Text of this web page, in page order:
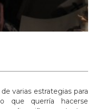
varias estrategias para
que querría hacerse